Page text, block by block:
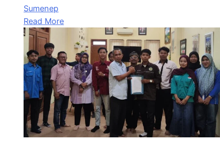
Sumenep
Read More